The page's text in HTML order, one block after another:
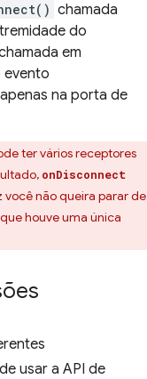
chamada
do
em
evento
na porta de
ter vários receptores
onDisconnect
você não queira parar de
houve uma única
usar a API de